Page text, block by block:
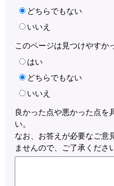
どちらでもない
いいえ
このページは見つけやすか
はい
どちらでもない
いいえ
良かった点や悪かった点を
い。
なお、お答えが必要なご意
ませんので、ご了承くださ